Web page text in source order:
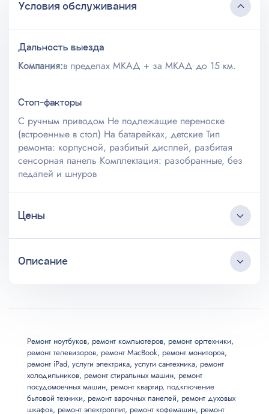
Условия обслуживания
Дальность выезда
Компания:в пределах МКАД + за МКАД до 15 км.
Стоп-факторы
С ручным приводом Не подлежащие переноске
(встроенные в стол) На батарейках, детские Тип
ремонта: корпусной, разбитый дисплей, разбитая
сенсорная панель Комплектация: разобранные, без
педалей и шнуров
Цены
Цена,
Диагностика 0
Доставка в сервис и обратно 300
Мелкий ремонт
Профилактика машины (смазка, чистка) 500
Описание
Мастер приезжает в удобное клиенту время
Длительная гарантия на услуги
Все запчасти и материалы в наличии
Возможны скидки до 20%
Ремонт ноутбуков, ремонт компьютеров, ремонт оргтехники,
ремонт телевизоров, ремонт MacBook, ремонт мониторов,
ремонт iPad, услуги электрика, услуги сантехника, ремонт
холодильников, ремонт стиральных машин, ремонт
посудомоечных машин, ремонт квартир, подключение
бытовой техники, ремонт варочных панелей, ремонт духовых
шкафов, ремонт электроплит, ремонт кофемашин, ремонт